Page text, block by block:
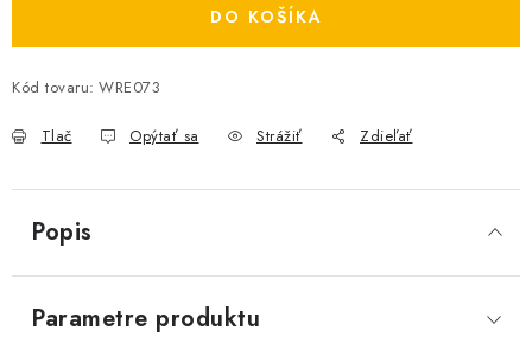
DO KOŠÍKA
Kód tovaru: WRE073
Tlač Opýtať sa Strážiť Zdieľať
Popis
Parametre produktu